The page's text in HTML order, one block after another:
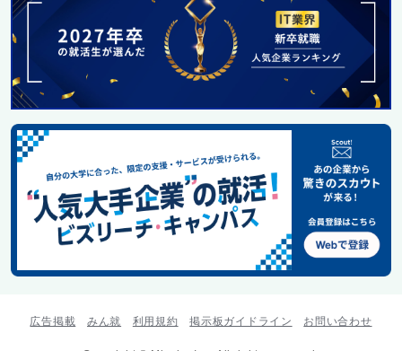
広告掲載 みん就 利用規約 掲示板ガイドライン お問い合わせ